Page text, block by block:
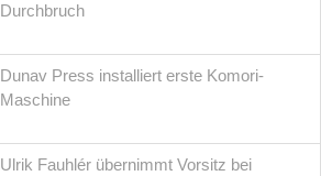
Durchbruch
Dunav Press installiert erste Komori-
Maschine
Ulrik Fauhlér übernimmt Vorsitz bei